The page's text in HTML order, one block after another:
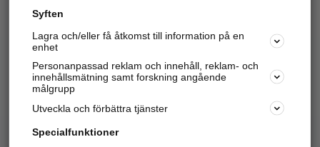
Hitta.se - Gratis nummerupplysning.
Sök företag, personer och platser.
Hitta telefonnummer, adresser, företagsinfo mm.
Marknadsför företaget
Syften
Lagra och/eller få åtkomst till information på en
enhet
Personanpassad reklam och innehåll, reklam- och
innehållsmätning samt forskning angående
målgrupp
Utveckla och förbättra tjänster
Specialfunktioner